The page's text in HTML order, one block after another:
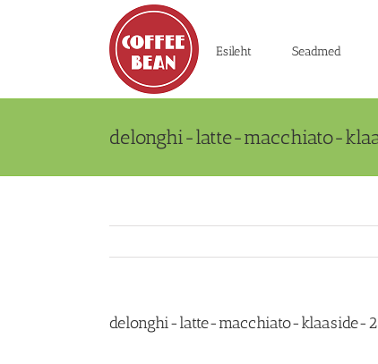
Esileht Seadmed
delonghi-latte-macchiato-
delonghi-latte-macchiato-klaaside-